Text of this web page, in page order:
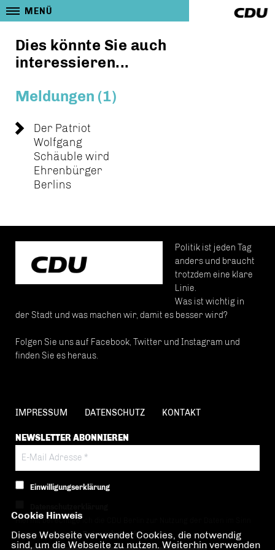
MENÜ
Dies könnte Sie auch
interessieren...
Meldungen (1)
Der Patriot
Wolfgang
Schäuble wird
Ehrenbürger
Berlins
Politik ist jeden Tag
anders und braucht
trotzdem eine klare
Linie.
Was ist wichtig in
der Stadt und was machen wir, damit es besser wird?
Folgen Sie uns auf Facebook, Twitter und Instagram und
finden Sie es heraus.
IMPRESSUM DATENSCHUTZ KONTAKT
NEWSLETTER ABONNIEREN
Einwilligungserklärung
Hiermit berechtige ich die CDU Berlin zur Nutzung der Daten im Sinn
der nachfolgenden Datenschutzerklärung.*
Cookie Hinweis
Diese Webseite verwendet Cookies, die notwendig
sind, um die Webseite zu nutzen. Weiterhin verwenden